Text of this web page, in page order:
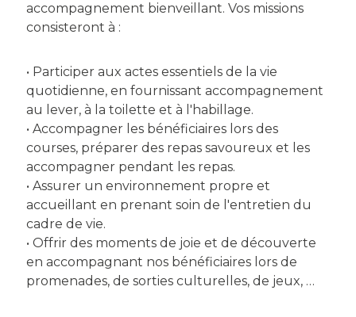
accompagnement bienveillant. Vos missions
consisteront à :
• Participer aux actes essentiels de la vie
quotidienne, en fournissant accompagnement
au lever, à la toilette et à l'habillage.
• Accompagner les bénéficiaires lors des
courses, préparer des repas savoureux et les
accompagner pendant les repas.
• Assurer un environnement propre et
accueillant en prenant soin de l'entretien du
cadre de vie.
• Offrir des moments de joie et de découverte
en accompagnant nos bénéficiaires lors de
promenades, de sorties culturelles, de jeux, …